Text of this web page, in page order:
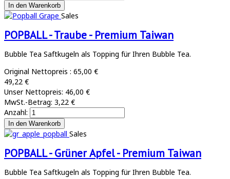
Sales
POPBALL - Traube - Premium Taiwan
Bubble Tea Saftkugeln als Topping für Ihren Bubble Tea.
Original Nettopreis : 65,00 €
49,22 €
Unser Nettopreis: 46,00 €
MwSt.-Betrag: 3,22 €
Anzahl:
Sales
POPBALL - Grüner Apfel - Premium Taiwan
Bubble Tea Saftkugeln als Topping für Ihren Bubble Tea.